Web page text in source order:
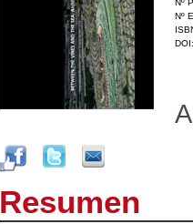
Nº
Nº
Resumen